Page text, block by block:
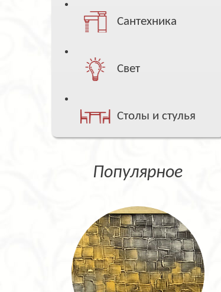
Сантехника
Свет
Столы и стулья
Популярное